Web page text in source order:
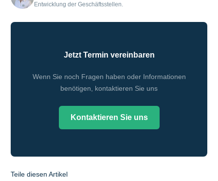
Entwicklung der Geschäftsstellen.
Jetzt Termin vereinbaren
Wenn Sie noch Fragen haben oder Informationen
benötigen, kontaktieren Sie uns
Kontaktieren Sie uns
Teile diesen Artikel